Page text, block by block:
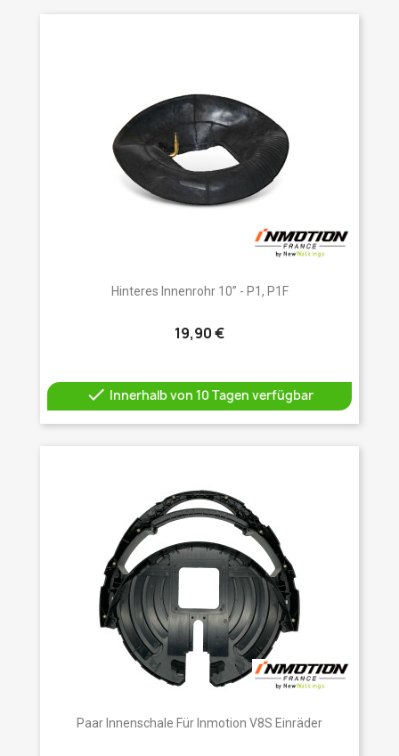
Hinteres Innenrohr 10” - P1, P1F
19,90 €
 Innerhalb von 10 Tagen verfügbar
Paar Innenschale Für Inmotion V8S Einräder